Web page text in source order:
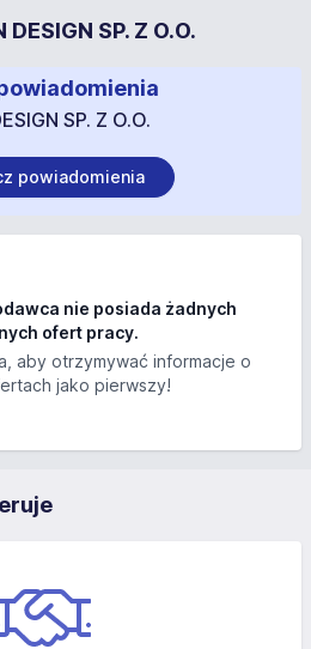
SP. Z O.O.
SP. Z O.O.
powiadomienia
nie posiada żadnych
ofert pracy.
aby otrzymywać informacje o
jako pierwszy!